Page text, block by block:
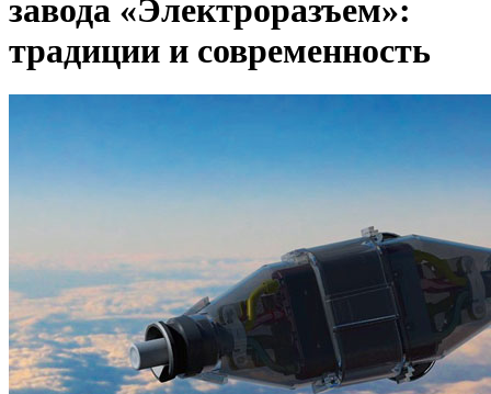
завода «Электроразъем»:
традиции и современность